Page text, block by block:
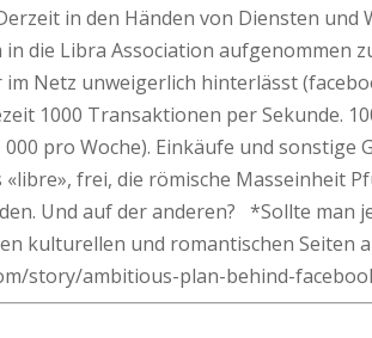
in den Händen von Diensten
die Libra Association aufgenommen
Netz unweigerlich hinterlässt
1000 Transaktionen per Sekunde.
000 pro Woche). Einkäufe und
frei, die römische Masseinheit
Und auf der anderen? *Sollte man
kulturellen und romantischen Seiten
story/ambitious-plan-behind-